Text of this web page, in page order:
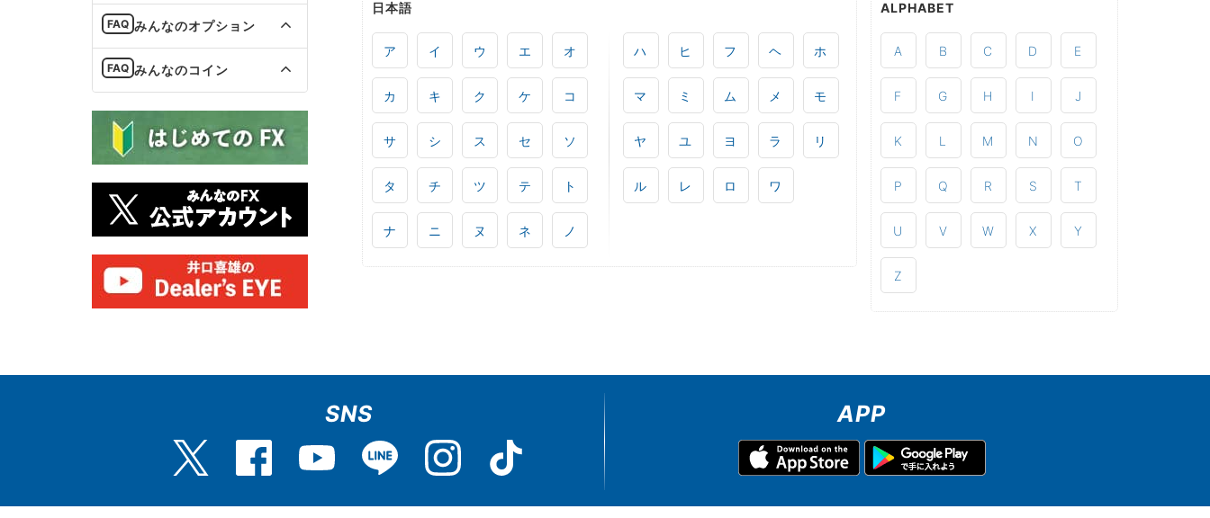
日本語
ア イ ウ エ オ
カ キ ク ケ コ
サ シ ス セ ソ
タ チ ツ テ ト
ナ ニ ヌ ネ ノ
ハ ヒ フ ヘ ホ
マ ミ ム メ モ
ヤ ユ ヨ ラ リ
ル レ ロ ワ
ALPHABET
A B C D E
F G H I J
K L M N O
P Q R S T
U V W X Y
Z
みんなのオプション
みんなのコイン
SNS APP